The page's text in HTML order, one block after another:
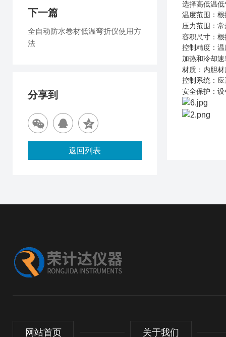
选择高低温
温度范围 ：
压力范围 ：
容积尺寸 ：
控制精度 ：
加热和冷却速
材质 ：内胆
控制系统 ：
安全保护 ：
下一篇
全自动防水卷材低温弯折仪使用方
法
分享到
返回列表
网站首页 关于我们